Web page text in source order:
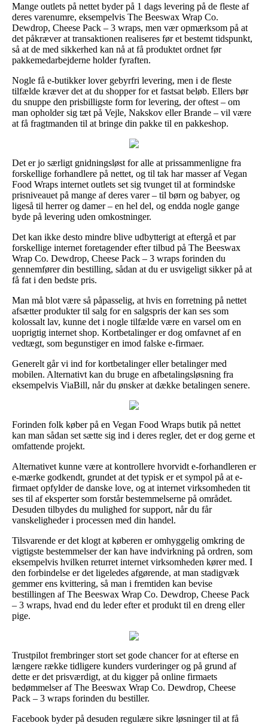
Mange outlets på nettet byder på 1 dags levering på de fleste af
deres varenumre, eksempelvis The Beeswax Wrap Co.
Dewdrop, Cheese Pack – 3 wraps, men vær opmærksom på at
det påkræver at transaktionen realiseres før et bestemt tidspunkt,
så at de med sikkerhed kan nå at få produktet ordnet før
pakkemedarbejderne holder fyraften.
Nogle få e-butikker lover gebyrfri levering, men i de fleste
tilfælde kræver det at du shopper for et fastsat beløb. Ellers bør
du snuppe den prisbilligste form for levering, der oftest – om
man opholder sig tæt på Vejle, Nakskov eller Brande – vil være
at få fragtmanden til at bringe din pakke til en pakkeshop.
Det er jo særligt gnidningsløst for alle at prissammenligne fra
forskellige forhandlere på nettet, og til tak har masser af Vegan
Food Wraps internet outlets set sig tvunget til at formindske
prisniveauet på mange af deres varer – til børn og babyer, og
ligeså til herrer og damer – en hel del, og endda nogle gange
byde på levering uden omkostninger.
Det kan ikke desto mindre blive udbytterigt at eftergå et par
forskellige internet foretagender efter tilbud på The Beeswax
Wrap Co. Dewdrop, Cheese Pack – 3 wraps forinden du
gennemfører din bestilling, sådan at du er usvigeligt sikker på at
få fat i den bedste pris.
Man må blot være så påpasselig, at hvis en forretning på nettet
afsætter produkter til salg for en salgspris der kan ses som
kolossalt lav, kunne det i nogle tilfælde være en varsel om en
uoprigtig internet shop. Kortbetalinger er dog omfavnet af en
vedtægt, som begunstiger en imod falske e-firmaer.
Generelt går vi ind for kortbetalinger eller betalinger med
mobilen. Alternativt kan du bruge en afbetalingsløsning fra
eksempelvis ViaBill, når du ønsker at dække betalingen senere.
Forinden folk køber på en Vegan Food Wraps butik på nettet
kan man sådan set sætte sig ind i deres regler, det er dog gerne et
omfattende projekt.
Alternativet kunne være at kontrollere hvorvidt e-forhandleren er
e-mærke godkendt, grundet at det typisk er et sympol på at e-
firmaet opfylder de danske love, og at internet virksomheden tit
ses til af eksperter som forstår bestemmelserne på området.
Desuden tilbydes du mulighed for support, når du får
vanskeligheder i processen med din handel.
Tilsvarende er det klogt at køberen er omhyggelig omkring de
vigtigste bestemmelser der kan have indvirkning på ordren, som
eksempelvis hvilken returret internet virksomheden kører med. I
den forbindelse er det ligeledes afgørende, at man stadigvæk
gemmer ens kvittering, så man i fremtiden kan bevise
bestillingen af The Beeswax Wrap Co. Dewdrop, Cheese Pack
– 3 wraps, hvad end du leder efter et produkt til en dreng eller
pige.
Trustpilot frembringer stort set gode chancer for at efterse en
længere række tidligere kunders vurderinger og på grund af
dette er det prisværdigt, at du kigger på online firmaets
bedømmelser af The Beeswax Wrap Co. Dewdrop, Cheese
Pack – 3 wraps forinden du bestiller.
Facebook byder på desuden regulære sikre løsninger til at få